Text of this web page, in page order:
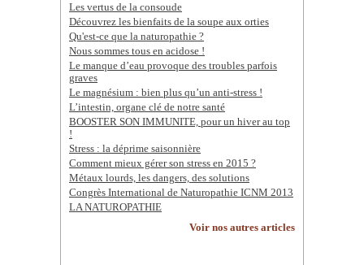
Les vertus de la consoude
Découvrez les bienfaits de la soupe aux orties
Qu'est-ce que la naturopathie ?
Nous sommes tous en acidose !
Le manque d’eau provoque des troubles parfois
graves
Le magnésium : bien plus qu’un anti-stress !
L’intestin, organe clé de notre santé
BOOSTER SON IMMUNITE, pour un hiver au top
!
Stress : la déprime saisonnière
Comment mieux gérer son stress en 2015 ?
Métaux lourds, les dangers, des solutions
Congrès International de Naturopathie ICNM 2013
LA NATUROPATHIE
Voir nos autres articles